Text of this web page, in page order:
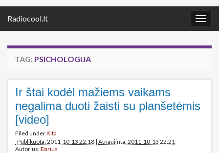
Radiocool.lt
TAG: PSICHOLOGIJA
Ir štai kodėl mažiems vaikams
negalima duoti žaisti su planšetėmis
[video]
Filed underKita
Publikuota: 2011-10-13 22:18 | Atnaujinta: 2011-10-13 22:21
Autorius:Darius